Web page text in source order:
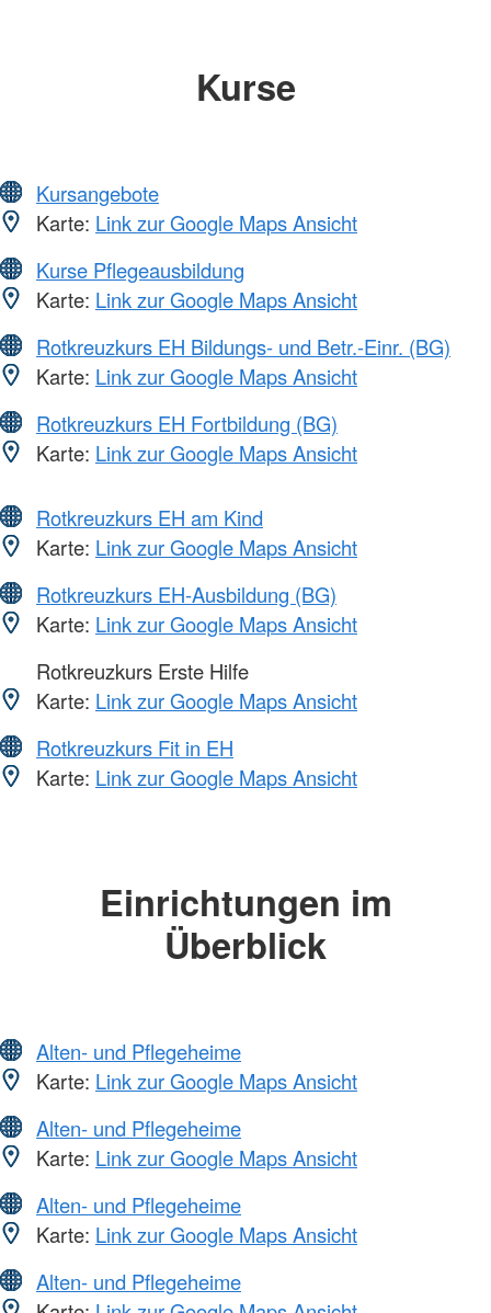
Kurse
Kursangebote
Karte: Link zur Google Maps Ansicht
Kurse Pflegeausbildung
Karte: Link zur Google Maps Ansicht
Rotkreuzkurs EH Bildungs- und Betr.-Einr. (BG)
Karte: Link zur Google Maps Ansicht
Rotkreuzkurs EH Fortbildung (BG)
Karte: Link zur Google Maps Ansicht
Rotkreuzkurs EH am Kind
Karte: Link zur Google Maps Ansicht
Rotkreuzkurs EH-Ausbildung (BG)
Karte: Link zur Google Maps Ansicht
Rotkreuzkurs Erste Hilfe
Karte: Link zur Google Maps Ansicht
Rotkreuzkurs Fit in EH
Karte: Link zur Google Maps Ansicht
Einrichtungen im
Überblick
Alten- und Pflegeheime
Karte: Link zur Google Maps Ansicht
Alten- und Pflegeheime
Karte: Link zur Google Maps Ansicht
Alten- und Pflegeheime
Karte: Link zur Google Maps Ansicht
Alten- und Pflegeheime